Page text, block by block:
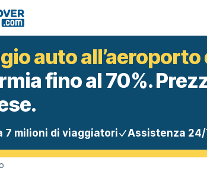
auto
fino al 70%.
7 milioni di viaggiatori Assistenza